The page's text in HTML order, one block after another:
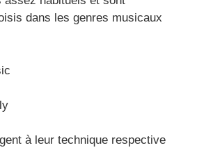
dans les genres musicaux
à leur technique respective